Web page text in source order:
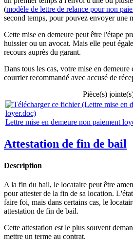
(modèle de lettre de relance pour non
second temps, pour pouvez envoyer une
Cette mise en demeure peut être l'étape
huissier ou un avocat. Mais elle peut
recours auprès du garant.
Dans tous les cas, votre mise en demeure
courrier recommandé avec accusé de
Pièce(s)
Lettre mise en demeure non paiement
Attestation de fin de bail
Description
A la fin du bail, le locataire peut être
pour attester de la fin de sa location.
faire foi, mais dans certains cas, le
attestation de fin de bail.
Cette attestation est le plus souvent
mettre un terme au contrat.